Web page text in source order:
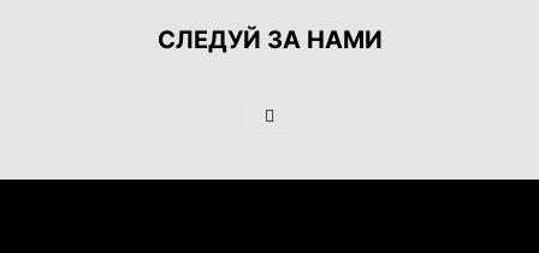
СЛЕДУЙ ЗА НАМИ